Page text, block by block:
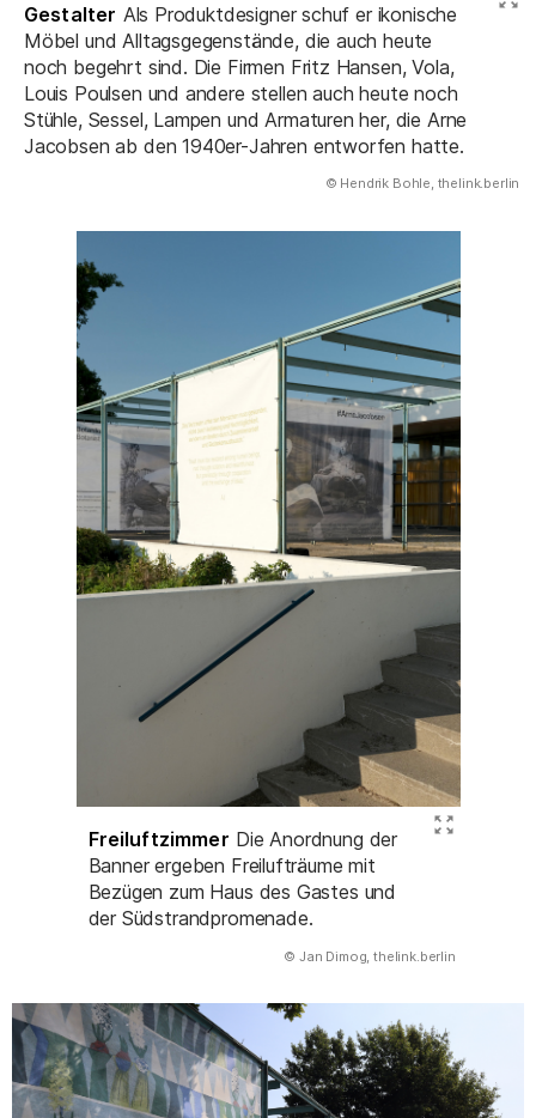
Gestalter Als Produktdesigner schuf er ikonische
Möbel und Alltagsgegenstände, die auch heute
noch begehrt sind. Die Firmen Fritz Hansen, Vola,
Louis Poulsen und andere stellen auch heute noch
Stühle, Sessel, Lampen und Armaturen her, die Arne
Jacobsen ab den 1940er-Jahren entworfen hatte.
© Hendrik Bohle, thelink.berlin
Freiluftzimmer Die Anordnung der
Banner ergeben Freilufträume mit
Bezügen zum Haus des Gastes und
der Südstrandpromenade.
© Jan Dimog, thelink.berlin